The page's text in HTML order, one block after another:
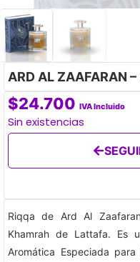
ARD AL ZAAFARAN
$24.700 IVA Incluido
Sin existencias
Riqqa de Ard Al
Khamrah de Lattafa. Es
Aromática Especiada